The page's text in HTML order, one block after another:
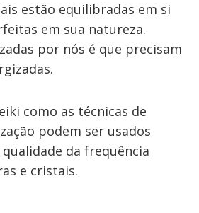
estão equilibradas em si
em sua natureza.
por nós é que precisam
como as técnicas de
podem ser usados
da frequência
e cristais.